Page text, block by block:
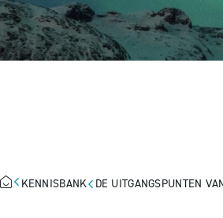
KENNISBANK DE UITGANGSPUNTEN